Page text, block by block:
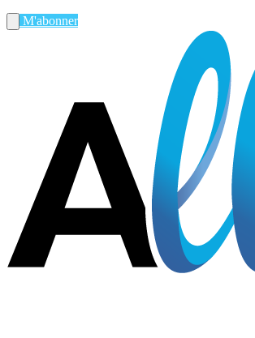
M'abonner